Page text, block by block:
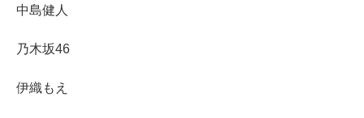
中島健人
乃木坂46
伊織もえ